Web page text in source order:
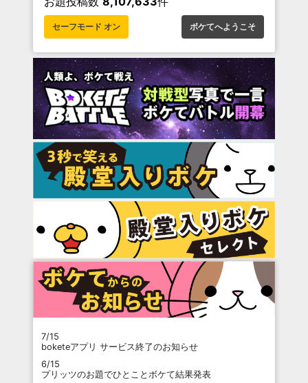
セーフモード オン ボケてへようこそ
7/15
boketeアプリ サービス終了のお知らせ
6/15
プリッツのお題でひとことボケて結果発表